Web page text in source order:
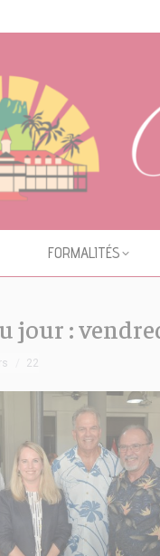
FORMALITÉS
jour :
22